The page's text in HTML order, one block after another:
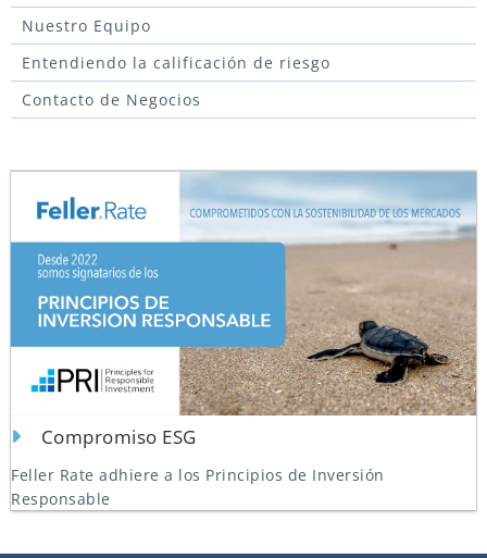
Nuestro Equipo
Entendiendo la calificación de riesgo
Contacto de Negocios
Compromiso ESG
Feller Rate adhiere a los Principios de Inversión
Responsable